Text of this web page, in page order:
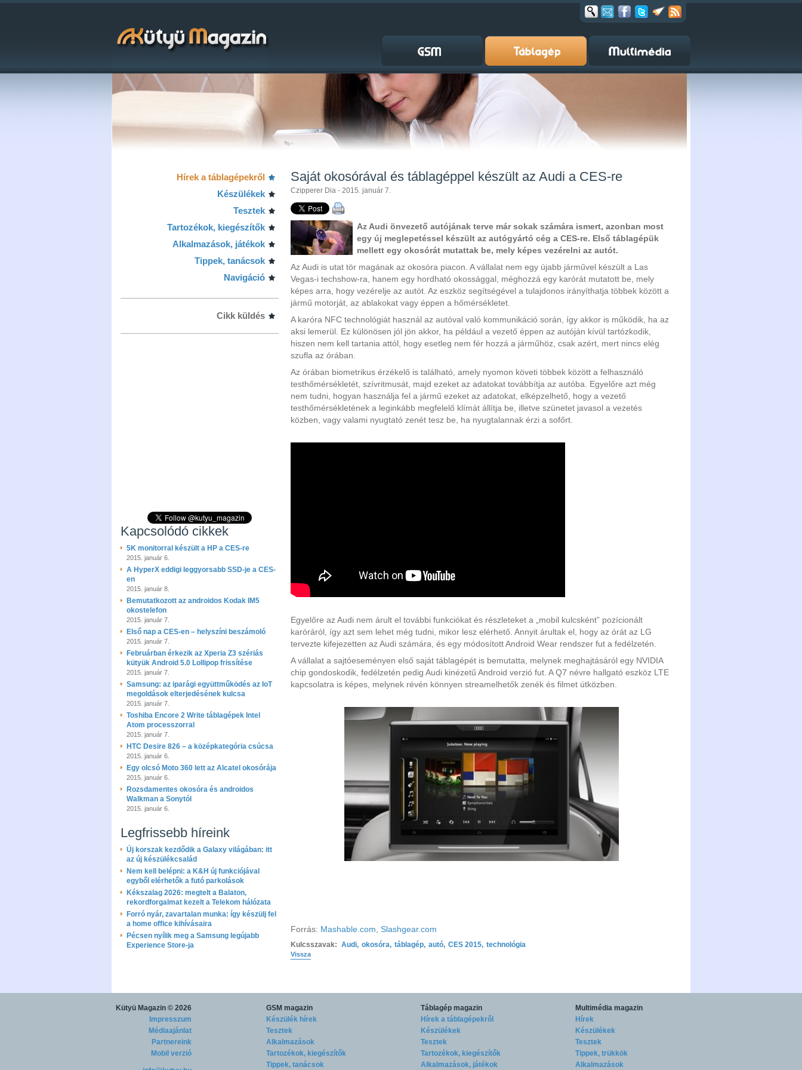
Hírek a táblagépekről
Készülékek
Tesztek
Tartozékok, kiegészítők
Alkalmazások, játékok
Tippek, tanácsok
Navigáció
Cikk küldés
Kapcsolódó cikkek
5K monitorral készült a HP a CES-re
2015. január 6.
A HyperX eddigi leggyorsabb SSD-je a CES-
en
2015. január 8.
Bemutatkozott az androidos Kodak IM5
okostelefon
2015. január 7.
Első nap a CES-en – helyszíni beszámoló
2015. január 7.
Februárban érkezik az Xperia Z3 szériás
kütyük Android 5.0 Lollipop frissítése
2015. január 7.
Samsung: az iparági együttműködés az IoT
megoldások elterjedésének kulcsa
2015. január 7.
Toshiba Encore 2 Write táblagépek Intel
Atom processzorral
2015. január 7.
HTC Desire 826 – a középkategória csúcsa
2015. január 6.
Egy olcsó Moto 360 lett az Alcatel okosórája
2015. január 6.
Rozsdamentes okosóra és androidos
Walkman a Sonytól
2015. január 6.
Legfrissebb híreink
Új korszak kezdődik a Galaxy világában: itt
az új készülékcsalád
Nem kell belépni: a K&H új funkciójával
egyből elérhetők a futó parkolások
Kékszalag 2026: megtelt a Balaton,
rekordforgalmat kezelt a Telekom hálózata
Forró nyár, zavartalan munka: így készülj fel
a home office kihívásaira
Pécsen nyílik meg a Samsung legújabb
Experience Store-ja
Saját okosórával és táblagéppel készült az Audi a CES-re
Czipperer Dia - 2015. január 7.
Az Audi önvezető autójának terve már sokak számára ismert, azonban most
egy új meglepetéssel készült az autógyártó cég a CES-re. Első táblagépük
mellett egy okosórát mutattak be, mely képes vezérelni az autót.
Az Audi is utat tör magának az okosóra piacon. A vállalat nem egy újabb járművel készült a Las
Vegas-i techshow-ra, hanem egy hordható okossággal, méghozzá egy karórát mutatott be, mely
képes arra, hogy vezérelje az autót. Az eszköz segítségével a tulajdonos irányíthatja többek között a
jármű motorját, az ablakokat vagy éppen a hőmérsékletet.
A karóra NFC technológiát használ az autóval való kommunikáció során, így akkor is működik, ha az
aksi lemerül. Ez különösen jól jön akkor, ha például a vezető éppen az autóján kívül tartózkodik,
hiszen nem kell tartania attól, hogy esetleg nem fér hozzá a járműhöz, csak azért, mert nincs elég
szufla az órában.
Az órában biometrikus érzékelő is található, amely nyomon követi többek között a felhasználó
testhőmérsékletét, szívritmusát, majd ezeket az adatokat továbbítja az autóba. Egyelőre azt még
nem tudni, hogyan használja fel a jármű ezeket az adatokat, elképzelhető, hogy a vezető
testhőmérsékletének a leginkább megfelelő klímát állítja be, illetve szünetet javasol a vezetés
közben, vagy valami nyugtató zenét tesz be, ha nyugtalannak érzi a sofőrt.
Egyelőre az Audi nem árult el további funkciókat és részleteket a „mobil kulcsként” pozícionált
karóráról, így azt sem lehet még tudni, mikor lesz elérhető. Annyit árultak el, hogy az órát az LG
tervezte kifejezetten az Audi számára, és egy módosított Android Wear rendszer fut a fedélzetén.
A vállalat a sajtóeseményen első saját táblagépét is bemutatta, melynek meghajtásáról egy NVIDIA
chip gondoskodik, fedélzetén pedig Audi kinézetű Android verzió fut. A Q7 névre hallgató eszköz LTE
kapcsolatra is képes, melynek révén könnyen streamelhetők zenék és filmet útközben.
Forrás: Mashable.com Slashgear.com
Kulcsszavak: Audi, okosóra, táblagép, autó, CES 2015, technológia
Vissza
Kütyü Magazin © 2026
Impresszum
Médiaajánlat
Partnereink
Mobil verzió
GSM magazin
Készülék hírek
Tesztek
Alkalmazások
Tartozékok, kiegészítők
Tippek, tanácsok
Táblagép magazin
Hírek a táblagépekről
Készülékek
Tesztek
Tartozékok, kiegészítők
Alkalmazások, játékok
Multimédia magazin
Hírek
Készülékek
Tesztek
Tippek, trükkök
Alkalmazások